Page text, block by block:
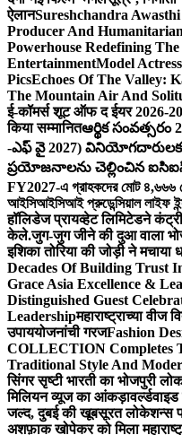
ऐलानSureshchandra
Producer And Humanitarian
Powerhouse Redefining
EntertainmentModel
PicsEchoes Of The Valley:
The Mountain Air And
ई-कॉमर्स शूट ऑफ द ईयर 2026-
किया सम्मानितఆర్థిక
-ఎఫ్ వై 2027)
ప్రయోజనాలను చెల్లించిన
FY2027-এ গ্রাহকদের মোট ৪,৬৬৬
আইসিআইসিআই প্রুডেন্সিয়াল লাইফ
हॉलिडेज प्रायव्हेट लिमिटेडने
केले.जुग-जुग जीने की दुआ वाला
इशिका तोरिया की जोड़ी ने मचाया
Decades Of Building Trust
Grace Asia Excellence &
Distinguished Guest
Leadershipमहाराष्ट्राच्या वीज
उपाययोजनांची गरजFashion
COLLECTION Completes
Traditional Style And
सिंगर सृष्टी भारती का भोजपुरी
मिलियन व्यूज का आंकड़ा
जल्द, दुबई की खूबसूरत लोकेशन्स
अशफ़ाक खोपेकर को मिला